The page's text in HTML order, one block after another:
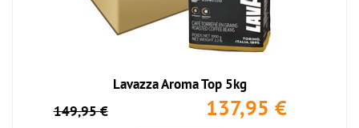
Lavazza Aroma Top 5kg
149,95 €
137,95 €